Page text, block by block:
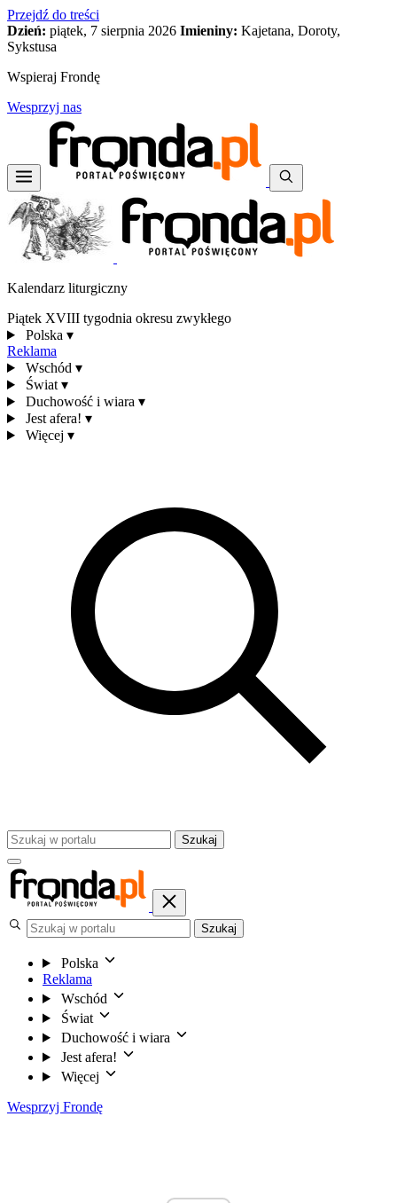
Przejdź do treści
Dzień: piątek, 7 sierpnia 2026 Imieniny: Kajetana, Doroty,
Sykstusa
Wspieraj Frondę
Wesprzyj nas
Kalendarz liturgiczny
Piątek XVIII tygodnia okresu zwykłego
Polska ▾
Reklama
Wschód ▾
Świat ▾
Duchowość i wiara ▾
Jest afera! ▾
Więcej ▾
Szukaj
Szukaj
Polska
Reklama
Wschód
Świat
Duchowość i wiara
Jest afera!
Więcej
Wesprzyj Frondę